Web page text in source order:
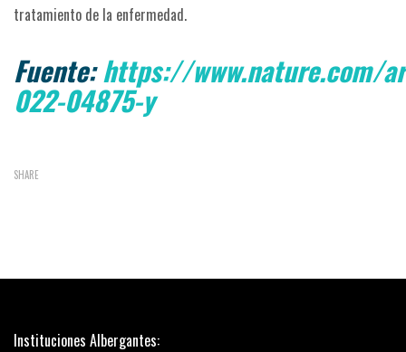
tratamiento de la enfermedad.
Fuente:https://www.nature.com/
022-04875-y
SHARE
Instituciones Albergantes: